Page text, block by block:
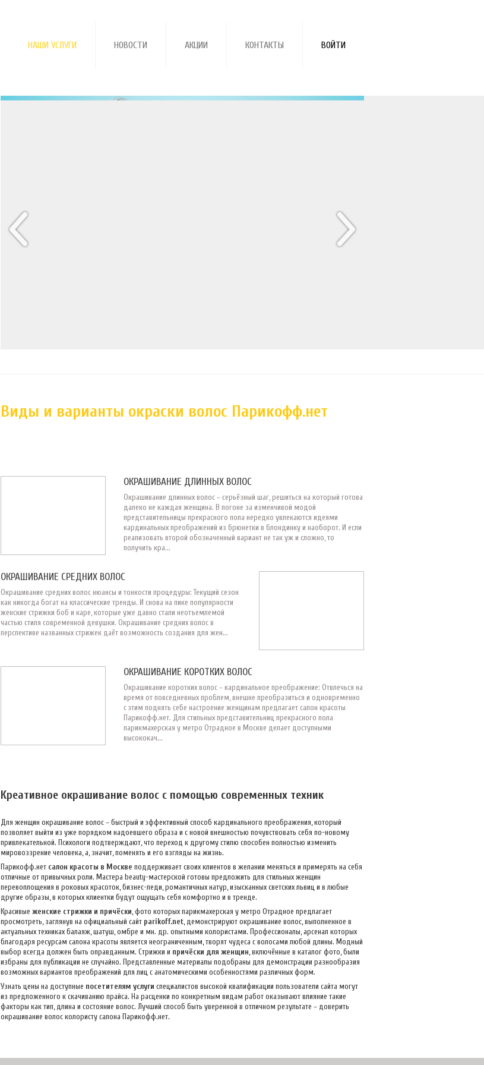
НАШИ УСЛУГИ НОВОСТИ АКЦИИ КОНТАКТЫ ВОЙТИ
Виды и варианты окраски волос Парикофф.нет
ОКРАШИВАНИЕ ДЛИННЫХ ВОЛОС
Окрашивание длинных волос – серьёзный шаг, решиться на который готова
далеко не каждая женщина. В погоне за изменчивой модой
представительницы прекрасного пола нередко увлекаются идеями
кардинальных преображений из брюнетки в блондинку и наоборот. И если
реализовать второй обозначенный вариант не так уж и сложно, то
получить кра...
ОКРАШИВАНИЕ СРЕДНИХ ВОЛОС
Окрашивание средних волос нюансы и тонкости процедуры: Текущий сезон
как никогда богат на классические тренды. И снова на пике популярности
женские стрижки боб и каре, которые уже давно стали неотъемлемой
частью стиля современной девушки. Окрашивание средних волос в
перспективе названных стрижек даёт возможность создания для жен...
ОКРАШИВАНИЕ КОРОТКИХ ВОЛОС
Окрашивание коротких волос – кардинальное преображение: Отвлечься на
время от повседневных проблем, внешне преобразиться и одновременно
с этим поднять себе настроение женщинам предлагает салон красоты
Парикофф.нет. Для стильных представительниц прекрасного пола
парикмахерская у метро Отрадное в Москве делает доступными
высококач...
Креативное окрашивание волос с помощью современных техник
Для женщин окрашивание волос – быстрый и эффективный способ кардинального преображения, который
позволяет выйти из уже порядком надоевшего образа и с новой внешностью почувствовать себя по-новому
привлекательной. Психологи подтверждают, что переход к другому стилю способен полностью изменить
мировоззрение человека, а, значит, поменять и его взгляды на жизнь.
Парикофф.нет салон красоты в Москве поддерживает своих клиентов в желании меняться и примерять на себя
отличные от привычных роли. Мастера beauty-мастерской готовы предложить для стильных женщин
перевоплощения в роковых красоток, бизнес-леди, романтичных натур, изысканных светских львиц и в любые
другие образы, в которых клиентки будут ощущать себя комфортно и в тренде.
Красивые женские стрижки и причёски , фото которых парикмахерская у метро Отрадное предлагает
просмотреть, заглянув на официальный сайт parikoff.net , демонстрируют окрашивание волос, выполненное в
актуальных техниках балаяж, шатуш, омбре и мн. др. опытными колористами. Профессионалы, арсенал которых
благодаря ресурсам салона красоты является неограниченным, творят чудеса с волосами любой длины. Модный
выбор всегда должен быть оправданным. Стрижки и причёски для женщин , включённые в каталог фото, были
избраны для публикации не случайно. Представленные материалы подобраны для демонстрации разнообразия
возможных вариантов преображений для лиц с анатомическими особенностями различных форм.
Узнать цены на доступные посетителям услуги специалистов высокой квалификации пользователи сайта могут
из предложенного к скачиванию прайса. На расценки по конкретным видам работ оказывают влияние такие
факторы как тип, длина и состояние волос. Лучший способ быть уверенной в отличном результате – доверить
окрашивание волос колористу салона Парикофф.нет.